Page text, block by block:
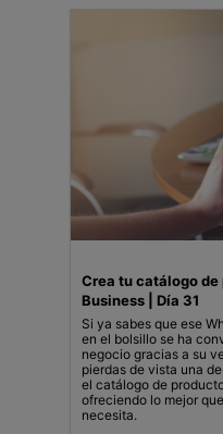
Crea tu catálogo
Business | Día 31
Si ya sabes que ese
en el bolsillo se ha
negocio gracias a su
pierdas de vista una
el catálogo de
ofreciendo lo mejor
necesita.